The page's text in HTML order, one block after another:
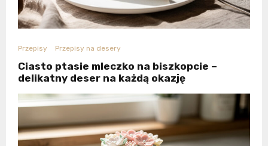
Przepisy Przepisy na desery
Ciasto ptasie mleczko na biszkopcie –
delikatny deser na każdą okazję